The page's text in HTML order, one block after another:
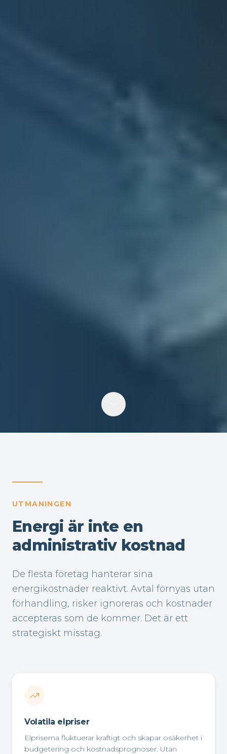
UTMANINGEN
Energi är inte en
administrativ kostnad
De flesta företag hanterar sina
energikostnader reaktivt. Avtal förnyas utan
förhandling, risker ignoreras och kostnader
accepteras som de kommer. Det är ett
strategiskt misstag.
Volatila elpriser
Elpriserna fluktuerar kraftigt och skapar osäkerhet i
budgetering och kostnadsprognoser. Utan